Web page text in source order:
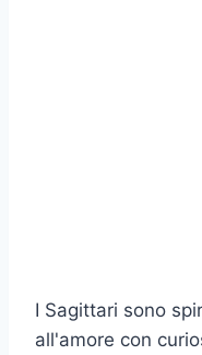
I Sagittari sono
all'amore con